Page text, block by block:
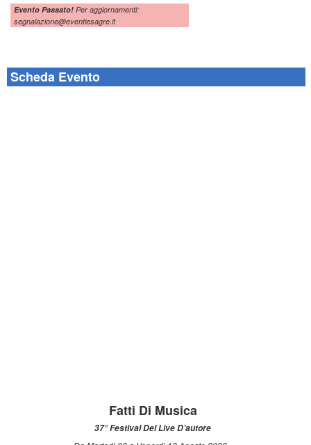
Evento Passato! Per aggiornamenti:
segnalazione@eventiesagre.it
Scheda Evento
Fatti Di Musica
37° Festival Del Live D’autore